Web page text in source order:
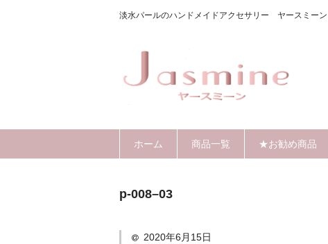
淡水パールのハンドメイドアクセサリー ヤースミーン
ホーム 商品一覧 ★お勧め商品
p-008–03
2020年6月15日